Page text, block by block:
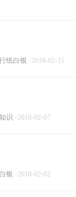
纸白银 · 2018-02-15
识 · 2018-02-07
银 · 2018-02-02